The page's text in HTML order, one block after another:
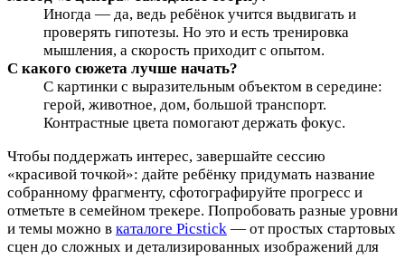
Иногда — да, ведь ребёнок учится выдвигать и
проверять гипотезы. Но это и есть тренировка
мышления, а скорость приходит с опытом.
С какого сюжета лучше начать?
С картинки с выразительным объектом в середине:
герой, животное, дом, большой транспорт.
Контрастные цвета помогают держать фокус.
Чтобы поддержать интерес, завершайте сессию
«красивой точкой»: дайте ребёнку придумать название
собранному фрагменту, сфотографируйте прогресс и
отметьте в семейном трекере. Попробовать разные уровни
и темы можно в каталоге Picstick — от простых стартовых
сцен до сложных и детализированных изображений для